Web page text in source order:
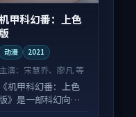
甲科幻番：上色
动漫 2021
主演： 宋慧乔、廖凡 等
《机甲科幻番：上色
》是一部科幻向动